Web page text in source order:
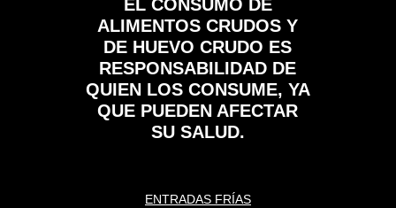
EL CONSUMO DE
ALIMENTOS CRUDOS Y
DE HUEVO CRUDO ES
RESPONSABILIDAD DE
QUIEN LOS CONSUME, YA
QUE PUEDEN AFECTAR
SU SALUD.
ENTRADAS FRÍAS